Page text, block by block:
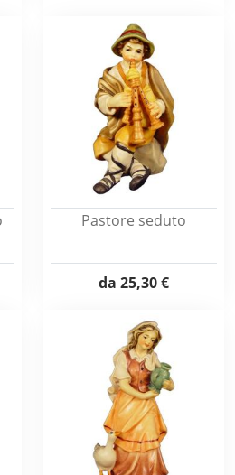
Pastore seduto
da 25,30 €